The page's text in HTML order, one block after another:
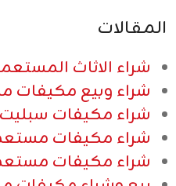
المقالات
شراء الاثاث
شراء وبيع مكيفات
شراء مكيفات
شراء مكيفات
شراء مكيفات